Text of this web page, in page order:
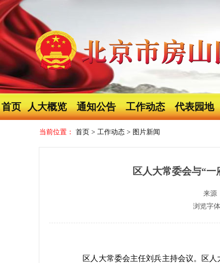
首页 人大概览 通知公告 工作动态 代表园地
当前位置： 首页 > 工作动态 > 图片新闻
区人大常委会与“
来源
浏览字
区人大常委会主任刘兵主持会议。区